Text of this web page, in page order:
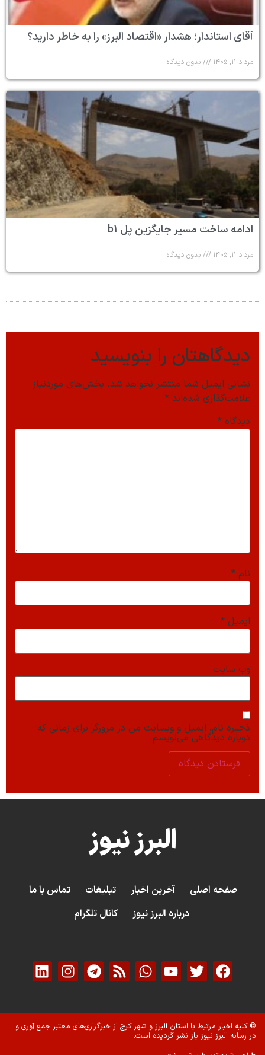
آقای استاندار؛ هشدار «اقتصاد البرز» را به خاطر دارید؟
مرداد ۱۱, ۱۴۰۵ بدون دیدگاه
ادامه ساخت مسیر جایگزین پل b۱
مرداد ۱۱, ۱۴۰۵ بدون دیدگاه
دیدگاهتان را بنویسید
نشانی ایمیل شما منتشر نخواهد شد. بخش‌های موردنیاز
علامت‌گذاری شده‌اند *
دیدگاه *
نام *
ایمیل *
وب‌ سایت
ذخیره نام، ایمیل و وبسایت من در مرورگر برای زمانی که
دوباره دیدگاهی می‌نویسم.
البرز نیوز
صفحه اصلی آخرین اخبار تبلیغات
تماس با ما
درباره البرز نیوز
کانال تلگرام
© کلیه اخبار مرتبط با استان البرز و شهر کرج از خبرگزاری‌های معتبر جمع آوری و
در رسانه البرز نیوز باز نشر گردیده است.